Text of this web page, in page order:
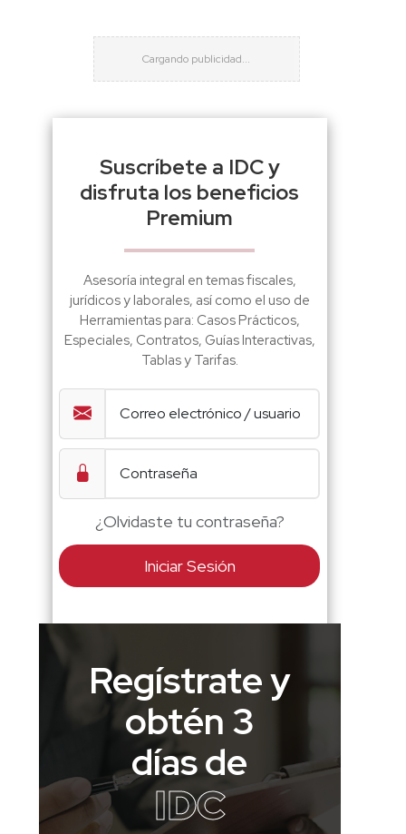
Suscríbete a IDC y
disfruta los beneficios
Premium
Asesoría integral en temas fiscales,
jurídicos y laborales, así como el uso de
Herramientas para: Casos Prácticos,
Especiales, Contratos, Guías Interactivas,
Tablas y Tarifas.
¿Olvidaste tu contraseña?
Iniciar Sesión
Regístrate y
obtén 3
días de
IDC